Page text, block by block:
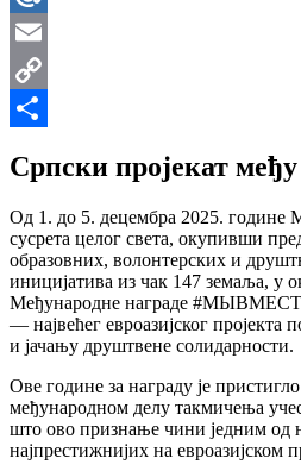
Mail.Ru
Email
Copy
Српски пројекат
Од 1. до 5. децембра 2025. године
сусрета целог света, окупивши
образовних, волонтерских и
иницијатива из чак 147 земаља, у
Међународне награде
— највећег евроазијског
и јачању друштвене солидарности.
Ове године за награду је
међународном делу такмичења
што ово признање чини једним од
најпрестижнијих на евроазијском